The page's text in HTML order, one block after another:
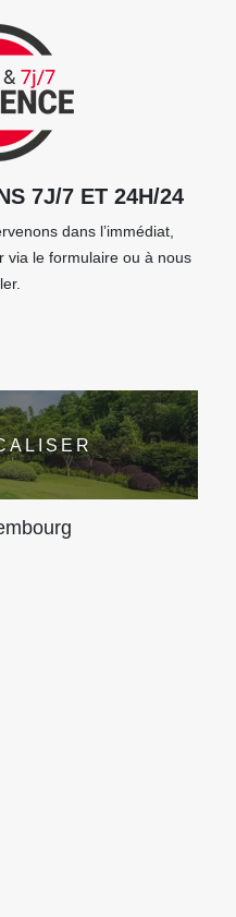
7J/7 ET 24H/24
dans l’immédiat,
via le formulaire ou à nous